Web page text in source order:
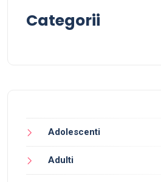
Categorii
Adolescenti
Adulti